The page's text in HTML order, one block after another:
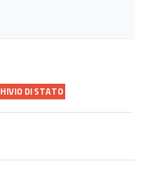
DI STATO